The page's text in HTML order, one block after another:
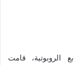
الروبوتية، قامت